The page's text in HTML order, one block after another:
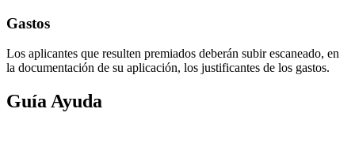
Gastos
Los aplicantes que resulten premiados deberán subir escaneado, en
la documentación de su aplicación, los justificantes de los gastos.
Guía Ayuda